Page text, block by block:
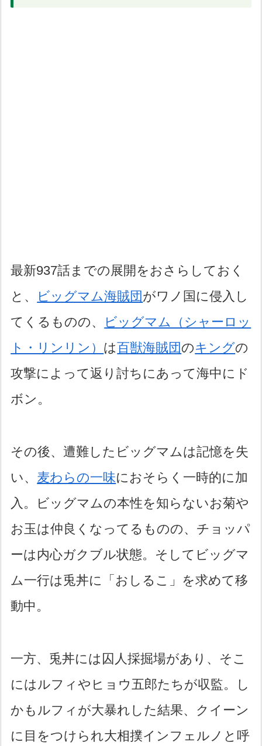
最新937話までの展開をおさらしておく
と、
ビッグマム海賊団 がワノ国に侵入し
てくるものの、
ビッグマム（シャーロッ
ト・リンリン） は百獣海賊団のキングの
攻撃によって返り討ちにあって海中にド
ボン。
その後、遭難したビッグマムは記憶を失
い、 麦わらの一味におそらく一時的に加
入。ビッグマムの本性を知らないお菊や
お玉は仲良くなってるものの、チョッパ
ーは内心ガクブル状態。そしてビッグマ
ム一行は兎丼に「おしるこ」を求めて移
動中。
一方、兎丼には囚人採掘場があり、そこ
にはルフィやヒョウ五郎たちが収監。し
かもルフィが大暴れした結果、クイーン
に目をつけられ大相撲インフェルノと呼